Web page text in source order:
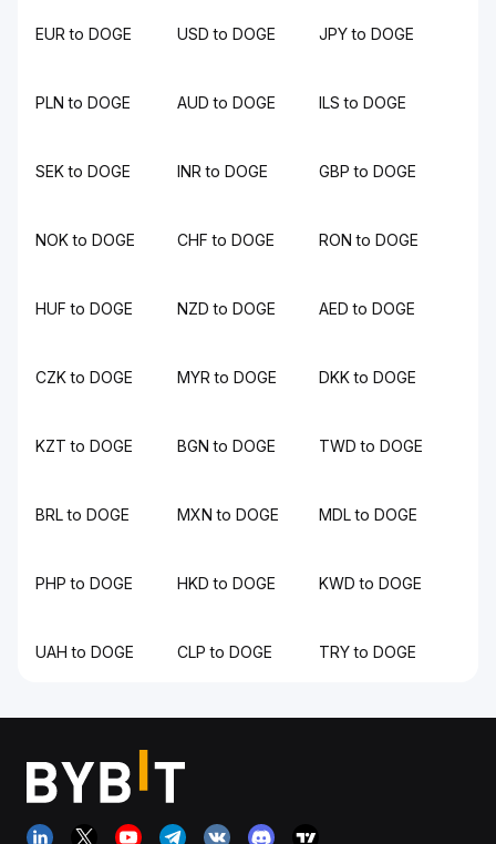
EUR to DOGE USD to DOGE JPY to DOGE
PLN to DOGE AUD to DOGE ILS to DOGE
SEK to DOGE INR to DOGE GBP to DOGE
NOK to DOGE CHF to DOGE RON to DOGE
HUF to DOGE NZD to DOGE AED to DOGE
CZK to DOGE MYR to DOGE DKK to DOGE
KZT to DOGE BGN to DOGE TWD to DOGE
BRL to DOGE MXN to DOGE MDL to DOGE
PHP to DOGE HKD to DOGE KWD to DOGE
UAH to DOGE CLP to DOGE TRY to DOGE